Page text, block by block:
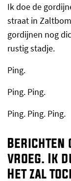
Ik doe de
straat in
gordijnen nog
rustig stadje.
Ping.
Ping. Ping.
Ping. Ping. Ping.
Berichten
vroeg. Ik
Het zal